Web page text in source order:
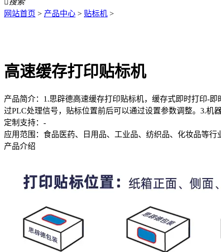
搜索
网站首页 > 产品中心 > 贴标机 >
高速缓存打印贴标机
产品简介： 1.思辟德高速缓存打印贴标机，缓存式即时打印-
过PLC处理信号，贴标位置前后可以通过设置参数调整。3.
定制支持： -
应用范围： 食品医药、日用品、工业品、纺织品、化妆品等行
产品介绍